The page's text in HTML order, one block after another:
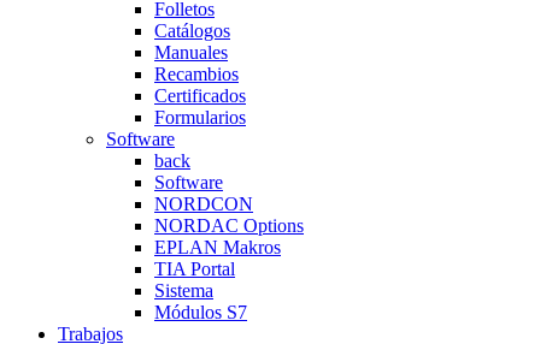
Folletos
Catálogos
Manuales
Recambios
Certificados
Formularios
Software
back
Software
NORDCON
NORDAC Options
EPLAN Makros
TIA Portal
Sistema
Módulos S7
Trabajos